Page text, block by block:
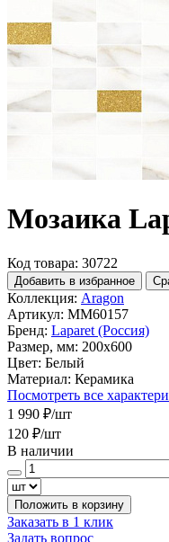
Мозаика
Код товара: 30722
Добавить в избранное
Коллекция: Aragon
Артикул: MM60157
Бренд: Laparet (Россия)
Размер, мм: 200x600
Цвет: Белый
Материал: Керамика
Посмотреть все
1 990 ₽/шт
120 ₽/шт
В наличии
Положить в корзину
Заказать в 1 клик
Задать вопрос